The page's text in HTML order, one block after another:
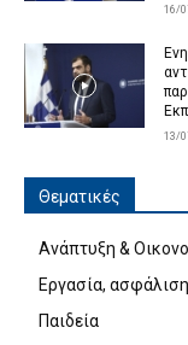
16/
13/
Θεματικές
Ανάπτυξη &
Εργασία,
Παιδεία